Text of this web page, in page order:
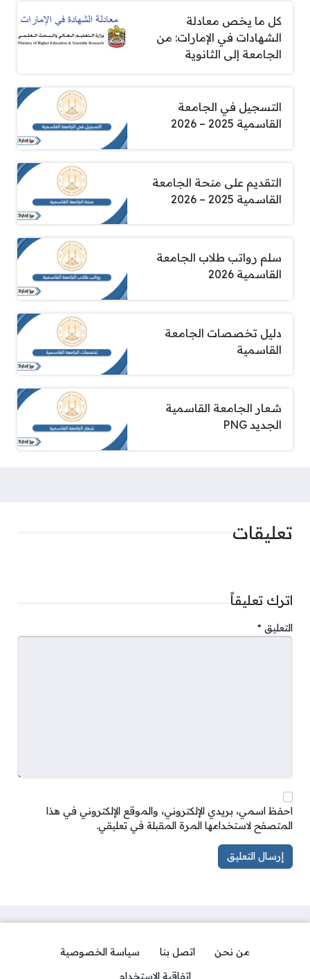
كل ما يخص معادلة
الشهادات في الإمارات: من
الجامعة إلى الثانوية
التسجيل في الجامعة
القاسمية 2025 – 2026
التقديم على منحة الجامعة
القاسمية 2025 – 2026
سلم رواتب طلاب الجامعة
القاسمية 2026
دليل تخصصات الجامعة
القاسمية
شعار الجامعة القاسمية
الجديد PNG
تعليقات
اترك تعليقاً
التعليق *
احفظ اسمي، بريدي الإلكتروني، والموقع الإلكتروني في هذا
المتصفح لاستخدامها المرة المقبلة في تعليقي.
من نحن اتصل بنا
سياسة الخصوصية
اتفاقية الاستخدام